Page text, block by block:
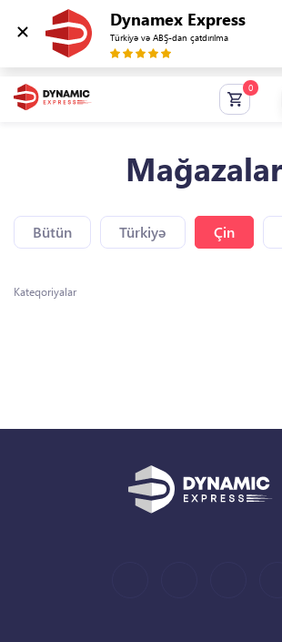
Dynamex Express
Türkiyə və ABŞ-dan çatdırılma
Mağazalar
Bütün Türkiyə Çin
Kateqoriyalar